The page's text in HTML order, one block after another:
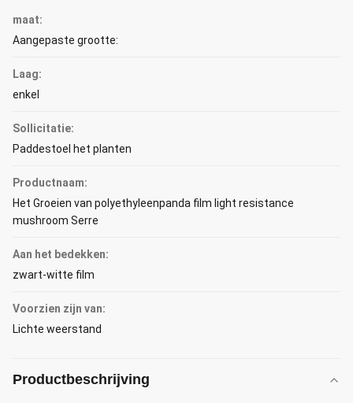
maat:
Aangepaste grootte:
Laag:
enkel
Sollicitatie:
Paddestoel het planten
Productnaam:
Het Groeien van polyethyleenpanda film light resistance
mushroom Serre
Aan het bedekken:
zwart-witte film
Voorzien zijn van:
Lichte weerstand
Productbeschrijving